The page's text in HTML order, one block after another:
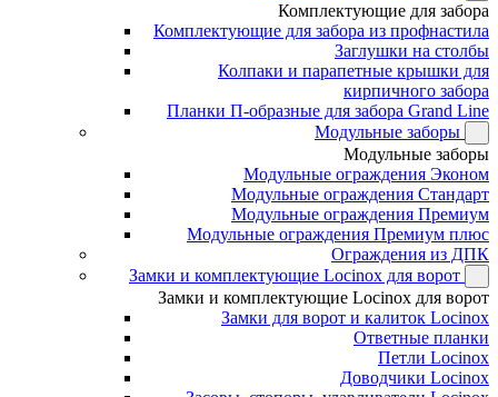
Комплектующие для забора
Комплектующие для забора из профнастила
Заглушки на столбы
Колпаки и парапетные крышки для
кирпичного забора
Планки П-образные для забора Grand Line
Модульные заборы
Модульные заборы
Модульные ограждения Эконом
Модульные ограждения Стандарт
Модульные ограждения Премиум
Модульные ограждения Премиум плюс
Ограждения из ДПК
Замки и комплектующие Locinox для ворот
Замки и комплектующие Locinox для ворот
Замки для ворот и калиток Locinox
Ответные планки
Петли Locinox
Доводчики Locinox